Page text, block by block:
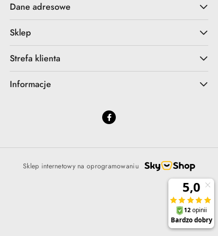
Dane adresowe
Sklep
Strefa klienta
Informacje
Sklep internetowy na oprogramowaniu